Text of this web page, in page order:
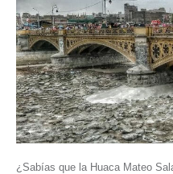
¿Sabías que la Huaca Mateo